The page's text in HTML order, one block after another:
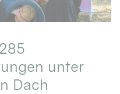
unter
Dach